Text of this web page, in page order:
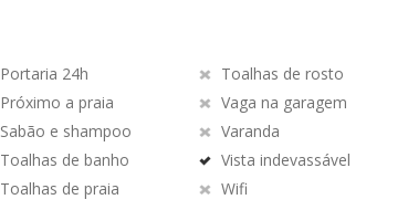
Portaria 24h
Próximo a praia
Sabão e shampoo
Toalhas de banho
Toalhas de praia
Toalhas de rosto
Vaga na garagem
Varanda
Vista indevassável
Wifi